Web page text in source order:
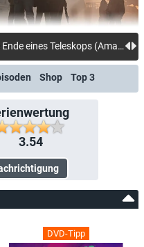
13.06.: Neue Folge: Das falsche Ende eines Teleskops (Amazon Prime Video)
Shop Top 3
3.54
DVD-Tipp